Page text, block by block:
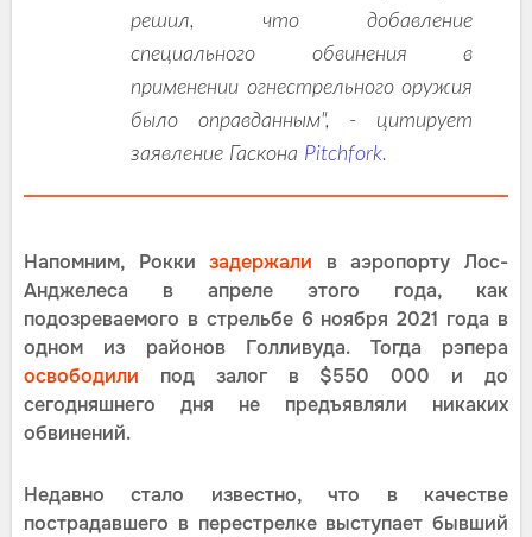
решил, что добавление
специального обвинения в
применении огнестрельного оружия
было оправданным", - цитирует
заявление Гаскона Pitchfork.
Напомним, Роккизадержали в аэропорту Лос-
Анджелеса в апреле этого года, как
подозреваемого в стрельбе 6 ноября 2021 года в
одном из районов Голливуда. Тогда рэпера
освободили под залог в $550 000 и до
сегодняшнего дня не предъявляли никаких
обвинений.
Недавно стало известно, что в качестве
пострадавшего в перестрелке выступает бывший